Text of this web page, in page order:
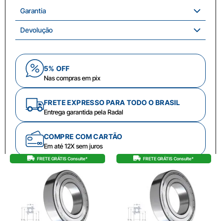
Garantia
Devolução
5% OFF
Nas compras em pix
FRETE EXPRESSO PARA TODO O BRASIL
Entrega garantida pela Radal
COMPRE COM CARTÃO
Em até 12X sem juros
FRETE GRÁTIS Consulte* FRETE GRÁTIS Consulte*